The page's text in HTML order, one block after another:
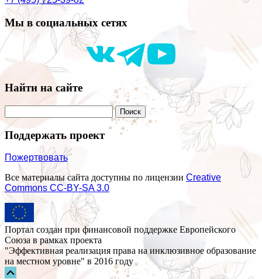
Мы в социальных сетях
Найти на сайте
Поддержать проект
Пожертвовать
Все материалы сайта доступны по лицензии Creative
Commons СС-BY-SA 3.0
Портал создан при финансовой поддержке Европейского
Союза в рамках проекта
"Эффективная реализация права на инклюзивное образование
на местном уровне" в 2016 году
Прокрутка